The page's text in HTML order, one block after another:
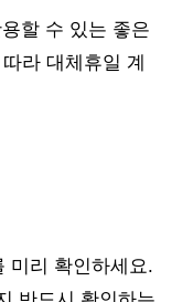
할 수 있는 좋은
라 대체휴일 계
미리 확인하세요.